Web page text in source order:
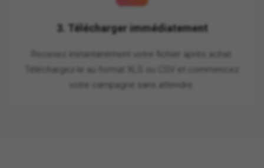
3. Télécharger immédiatement
Recevez instantanément votre fichier après achat.
Téléchargez-le au format XLS ou CSV et commencez
votre campagne sans attendre.